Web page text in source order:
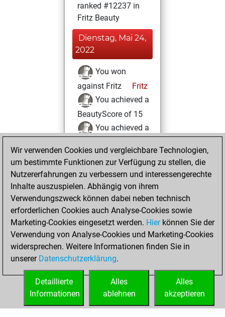
ranked #12237 in
Fritz Beauty
Dienstag, Mai 24,
2022
You won
against Fritz
Fritz
You achieved a
BeautyScore of 15
You achieved a
You created
your Fritz account
Montag,
Dezember 28,
2020
You played 10
slow games
Play
You scored +2
=1 -7 in slow games
Wir verwenden Cookies und vergleichbare Technologien,
um bestimmte Funktionen zur Verfügung zu stellen, die
Nutzererfahrungen zu verbessern und interessengerechte
Inhalte auszuspielen. Abhängig von ihrem
Verwendungszweck können dabei neben technisch
erforderlichen Cookies auch Analyse-Cookies sowie
Marketing-Cookies eingesetzt werden. Hierkönnen Sie der
Verwendung von Analyse-Cookies und Marketing-Cookies
widersprechen. Weitere Informationen finden Sie in
unserer Datenschutzerklärung.
Alles
akzeptieren
Alles
ablehnen
Detaillierte
Informationen